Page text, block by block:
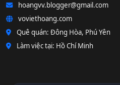
hoangvv.blogger@gmail.com
voviethoang.com
Quê quán: Đông Hòa, Phú Yên
Làm việc tại: Hồ Chí Minh